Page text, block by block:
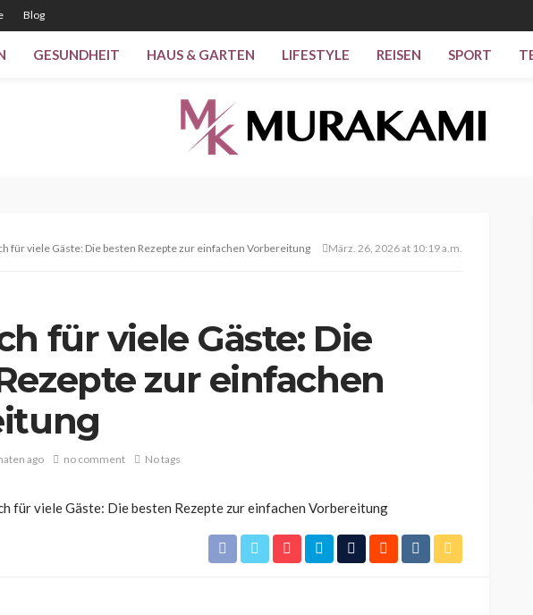
Blog
GESUNDHEIT HAUS & GARTEN LIFESTYLE REISEN SPORT
für viele Gäste: Die besten Rezepte zur einfachen Vorbereitung März. 26, 2026 at 10:19 a.m.
für viele Gäste: Die
zur einfachen
ago no comment No tags